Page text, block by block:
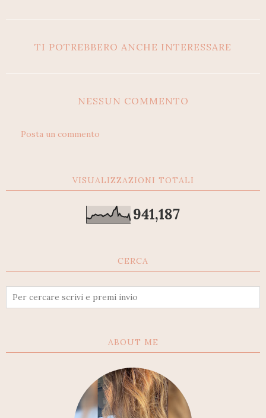
TI POTREBBERO ANCHE INTERESSARE
NESSUN COMMENTO
Posta un commento
VISUALIZZAZIONI TOTALI
941,187
CERCA
ABOUT ME